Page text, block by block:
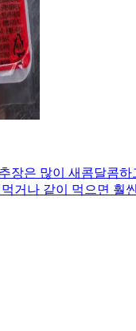
장은 많이 새콤달콤
거나 같이 먹으면 훨